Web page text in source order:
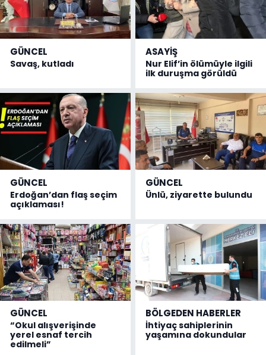
GÜNCEL
Savaş, kutladı
ASAYİŞ
Nur Elif’in ölümüyle ilgili
ilk duruşma görüldü
GÜNCEL
Erdoğan’dan flaş seçim
açıklaması!
GÜNCEL
Ünlü, ziyarette bulundu
GÜNCEL
“Okul alışverişinde
yerel esnaf tercih
edilmeli”
BÖLGEDEN HABERLER
İhtiyaç sahiplerinin
yaşamına dokundular